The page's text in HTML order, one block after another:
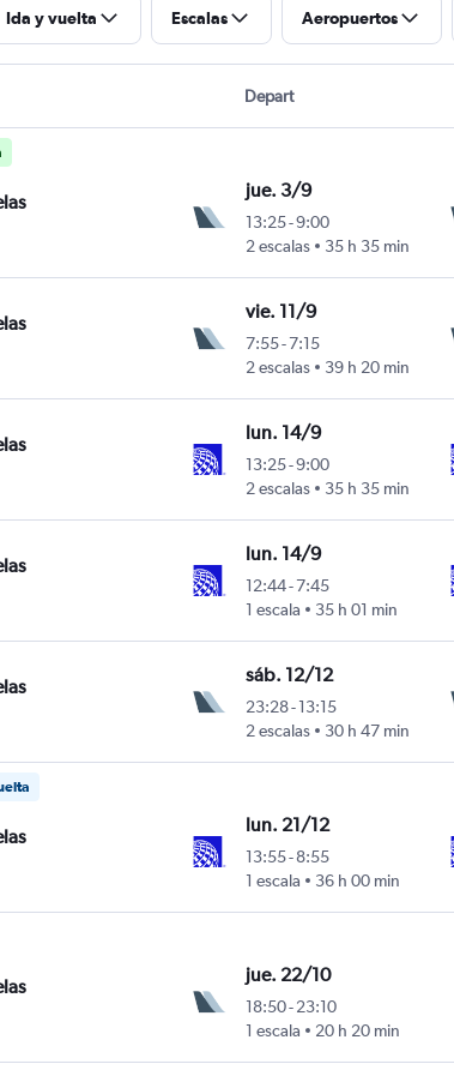
Ida y vuelta Escalas Aeropuertos
Depart
jue. 3/9
13:25-9:00
2 escalas
35 h 35 min
vie. 11/9
7:55-7:15
2 escalas
39 h 20 min
lun. 14/9
13:25-9:00
2 escalas
35 h 35 min
lun. 14/9
12:44-7:45
1 escala
35 h 01 min
sáb. 12/12
23:28-13:15
2 escalas
30 h 47 min
lun. 21/12
13:55-8:55
1 escala
36 h 00 min
jue. 22/10
18:50-23:10
1 escala
20 h 20 min